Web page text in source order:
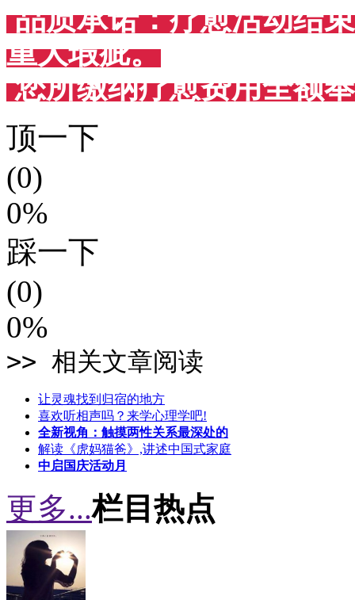
品质承诺：疗愈活动结
重大瑕疵。
您所缴纳疗愈费用全额
顶一下
(0)
0%
踩一下
(0)
0%
>> 相关文章阅读
让灵魂找到归宿的地方
喜欢听相声吗？来学心理学吧!
全新视角：触摸两性关系最深处的
解读《虎妈猫爸》,讲述中国式家庭
中启国庆活动月
更多...栏目热点